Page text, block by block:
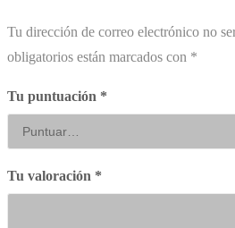
Tu dirección de correo electrónico no
obligatorios están marcados con *
Tu puntuación *
Tu valoración *